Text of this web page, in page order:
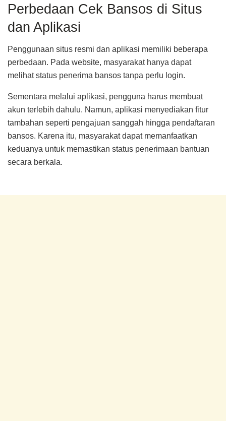
Perbedaan Cek Bansos di Situs
dan Aplikasi
Penggunaan situs resmi dan aplikasi memiliki beberapa
perbedaan. Pada website, masyarakat hanya dapat
melihat status penerima bansos tanpa perlu login.
Sementara melalui aplikasi, pengguna harus membuat
akun terlebih dahulu. Namun, aplikasi menyediakan fitur
tambahan seperti pengajuan sanggah hingga pendaftaran
bansos. Karena itu, masyarakat dapat memanfaatkan
keduanya untuk memastikan status penerimaan bantuan
secara berkala.